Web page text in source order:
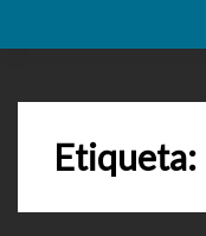
Etiqueta: